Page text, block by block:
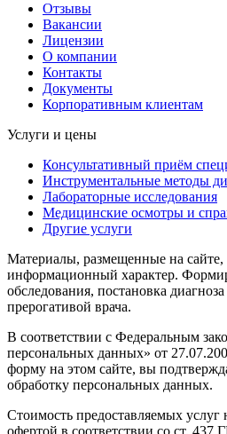
Отзывы
Вакансии
Лицензии
О компании
Контакты
Документы
Корпоративным клиентам
Услуги и цены
Консультативный приём
Инструментальные методы
Лабораторные исследования
Медицинские осмотры и
Другие услуги
Материалы, размещенные на сайте,
информационный характер.
обследования, постановка
прерогативой врача.
В соответствии с Федеральным
персональных данных» от
форму на этом сайте, вы
обработку персональных данных.
Стоимость предоставляемых услуг